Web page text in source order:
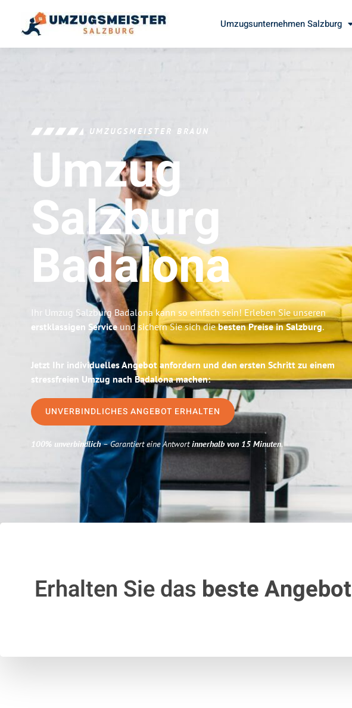
Umzugsunternehmen Salzburg
UMZUGSMEISTER BRAUN
Umzug
Salzburg
Badalona
Ihr Umzug Salzburg Badalona kann so einfach sein! Erleben Sie unseren
erstklassigen Serviceund sichern Sie sich diebesten Preise in Salzburg.
Jetzt Ihr individuelles Angebot anfordern und den ersten Schritt zu einem
stressfreien Umzug nach Badalona machen:
UNVERBINDLICHES ANGEBOT ERHALTEN
100% unverbindlich– Garantiert eine Antwortinnerhalb von 15 Minuten.
Erhalten Sie das beste Angebot